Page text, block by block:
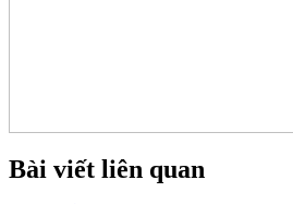
Bài viết liên quan